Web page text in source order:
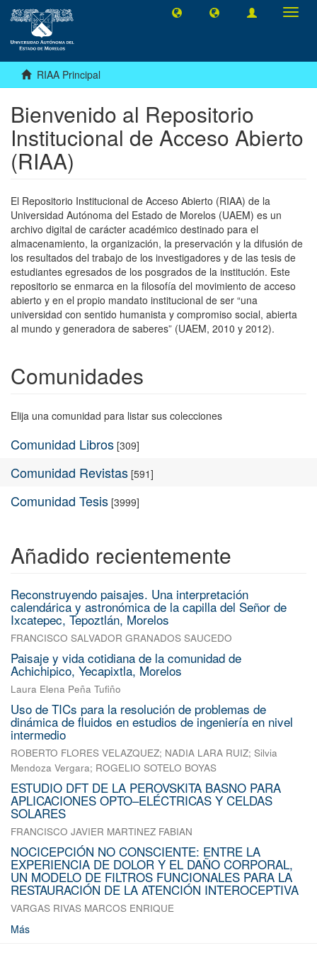
RIAA Principal
Bienvenido al Repositorio
Institucional de Acceso Abierto
(RIAA)
El Repositorio Institucional de Acceso Abierto (RIAA) de la
Universidad Autónoma del Estado de Morelos (UAEM) es un
archivo digital de carácter académico destinado para el
almacenamiento, la organización, la preservación y la difusión de
los resultados del trabajo de los investigadores y de las tesis de
estudiantes egresados de los posgrados de la institución. Este
repositorio se enmarca en la filosofía del movimiento de acceso
abierto y en el propio mandato institucional de ser “una
universidad con sentido humanista y compromiso social, abierta
al mundo y generadora de saberes” (UAEM, 2010 y 2012).
Comunidades
Elija una comunidad para listar sus colecciones
Comunidad Libros [309]
Comunidad Revistas [591]
Comunidad Tesis [3999]
Añadido recientemente
Reconstruyendo paisajes. Una interpretación
calendárica y astronómica de la capilla del Señor de
Ixcatepec, Tepoztlán, Morelos
FRANCISCO SALVADOR GRANADOS SAUCEDO
Paisaje y vida cotidiana de la comunidad de
Achichipico, Yecapixtla, Morelos
Laura Elena Peña Tufiño
Uso de TICs para la resolución de problemas de
dinámica de fluidos en estudios de ingeniería en nivel
intermedio
ROBERTO FLORES VELAZQUEZ; NADIA LARA RUIZ; Silvia
Mendoza Vergara; ROGELIO SOTELO BOYAS
ESTUDIO DFT DE LA PEROVSKITA BASNO PARA
APLICACIONES OPTO–ELÉCTRICAS Y CELDAS
SOLARES
FRANCISCO JAVIER MARTINEZ FABIAN
NOCICEPCIÓN NO CONSCIENTE: ENTRE LA
EXPERIENCIA DE DOLOR Y EL DAÑO CORPORAL,
UN MODELO DE FILTROS FUNCIONALES PARA LA
RESTAURACIÓN DE LA ATENCIÓN INTEROCEPTIVA
VARGAS RIVAS MARCOS ENRIQUE
Más